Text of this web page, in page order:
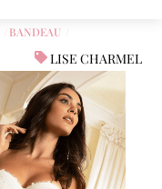
BANDEAU
LISE CHARMEL